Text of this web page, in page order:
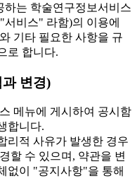
하는 학술연구정보서비스
비스" 라함)의 이용에
기타 필요한 사항을 규
로 합니다.
변경)
메뉴에 게시하여 공시함
합니다.
리적 사유가 발생한 경우
할 수 있으며, 약관을 변
없이 "공지사항"을 통해